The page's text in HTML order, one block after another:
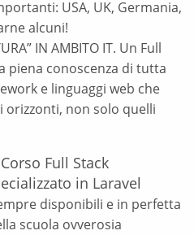
USA, UK, Germania,
alcuni!
IN AMBITO IT. Un Full
piena conoscenza di tutta
e linguaggi web che
orizzonti, non solo quelli
Full Stack
in Laravel
disponibili e in perfetta
scuola ovverosia